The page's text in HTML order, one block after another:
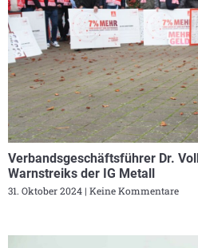
Verbandsgeschäftsführer Dr.
Warnstreiks der IG Metall
31. Oktober 2024 Keine Kommentare